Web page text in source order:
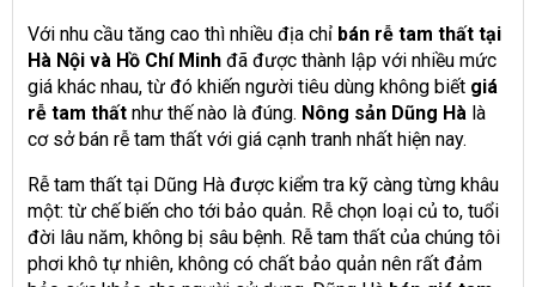
Với nhu cầu tăng cao thì nhiều địa chỉ bán rễ tam thất tại
Hà Nội và Hồ Chí Minh đã được thành lập với nhiều mức
giá khác nhau, từ đó khiến người tiêu dùng không biết giá
rễ tam thất như thế nào là đúng. Nông sản Dũng Hà là
cơ sở bán rễ tam thất với giá cạnh tranh nhất hiện nay.
Rễ tam thất tại Dũng Hà được kiểm tra kỹ càng từng khâu
một: từ chế biến cho tới bảo quản. Rễ chọn loại củ to, tuổi
đời lâu năm, không bị sâu bệnh. Rễ tam thất của chúng tôi
phơi khô tự nhiên, không có chất bảo quản nên rất đảm